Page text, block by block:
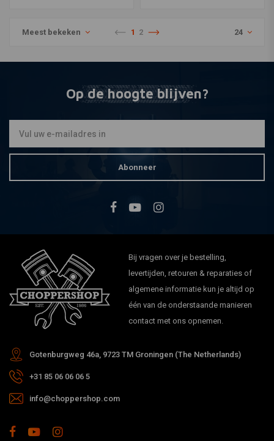
Meest bekeken 1 2 24
Op de hoogte blijven?
Abonneer
Bij vragen over je bestelling,
levertijden, retouren & reparaties of
algemene informatie kun je altijd op
één van de onderstaande manieren
contact met ons opnemen.
Gotenburgweg 46a, 9723 TM Groningen (The Netherlands)
+31 85 06 06 06 5
info@choppershop.com